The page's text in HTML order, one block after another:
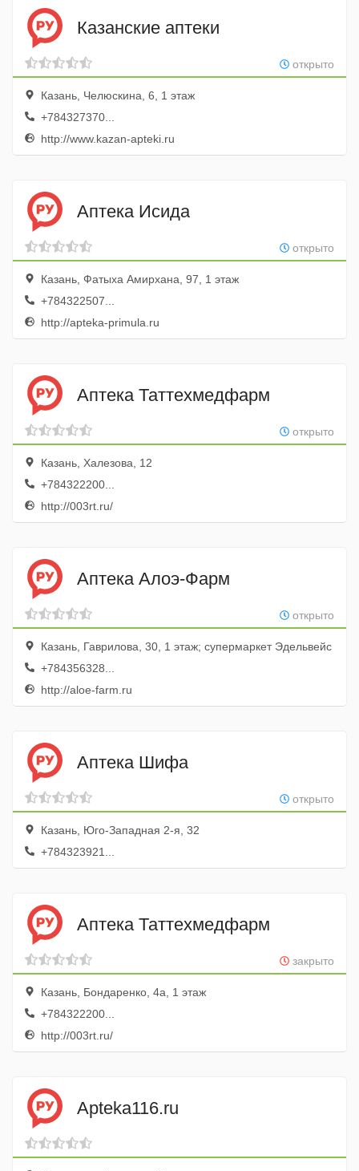
Казанские аптеки
открыто
Казань, Челюскина, 6, 1 этаж
+784327370...
http://www.kazan-apteki.ru
Аптека Исида
открыто
Казань, Фатыха Амирхана, 97, 1 этаж
+784322507...
http://apteka-primula.ru
Аптека Таттехмедфарм
открыто
Казань, Халезова, 12
+784322200...
http://003rt.ru/
Аптека Алоэ-Фарм
открыто
Казань, Гаврилова, 30, 1 этаж; супермаркет Эдельвейс
+784356328...
http://aloe-farm.ru
Аптека Шифа
открыто
Казань, Юго-Западная 2-я, 32
+784323921...
Аптека Таттехмедфарм
закрыто
Казань, Бондаренко, 4а, 1 этаж
+784322200...
http://003rt.ru/
Apteka116.ru